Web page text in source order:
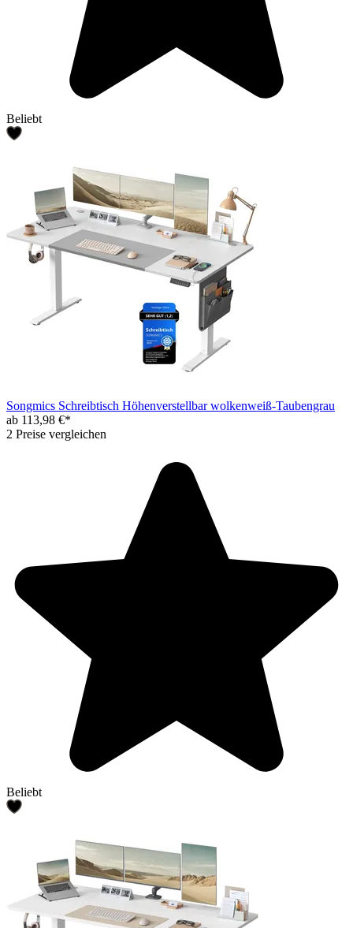
Beliebt
Songmics Schreibtisch Höhenverstellbar wolkenweiß-Taubengrau
ab 113,98 €*
2 Preise vergleichen
Beliebt